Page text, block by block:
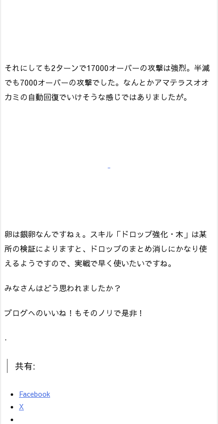
それにしても2ターンで17000オーバーの攻撃は強烈。半減
でも7000オーバーの攻撃でした。なんとかアマテラスオオ
カミの自動回復でいけそうな感じではありましたが。
卵は銀卵なんですねぇ。スキル「ドロップ強化・木」は某
所の検証によりますと、ドロップのまとめ消しにかなり使
えるようですので、実戦で早く使いたいですね。
みなさんはどう思われましたか？
ブログへのいいね！もそのノリで是非！
.
共有:
Facebook
X